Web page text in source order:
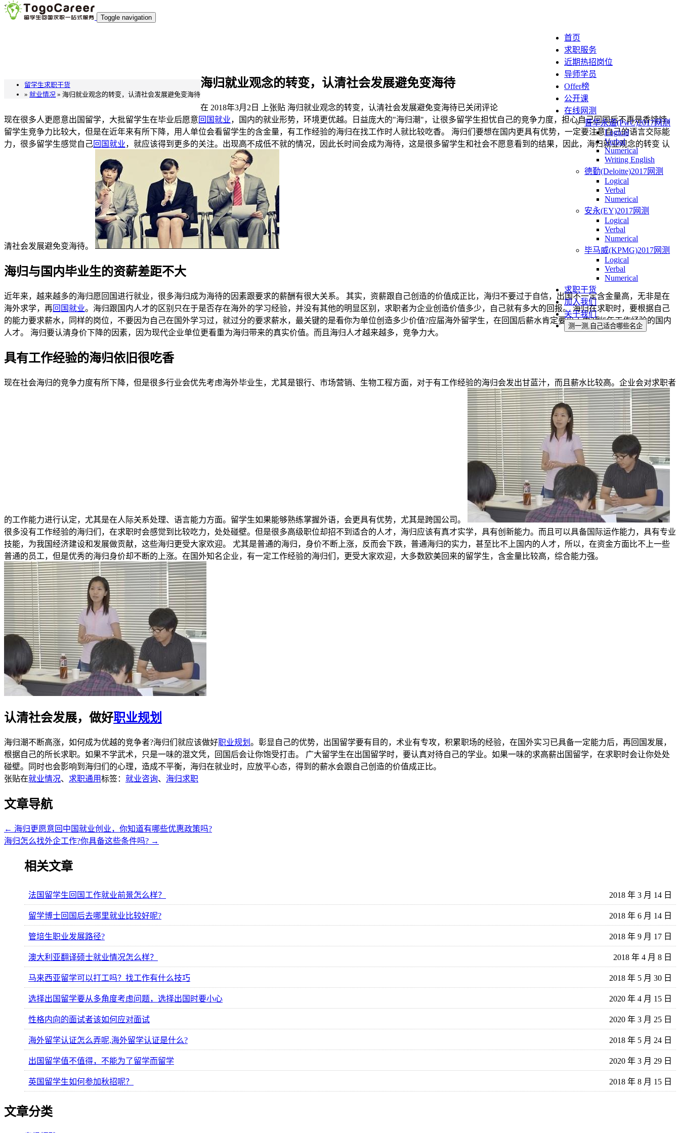
`
Toggle navigation
首页
求职服务
近期热招岗位
导师学员
Offer榜
公开课
在线网测
普华永道(PwC)2017网测
Logical
Verbal
Numerical
Writing English
德勤(Deloitte)2017网测
Logical
Verbal
Numerical
安永(EY)2017网测
Logical
Verbal
Numerical
毕马威(KPMG)2017网测
Logical
Verbal
Numerical
求职干货
加入我们
关于我们
测一测,自己适合哪些名企
留学生求职干货
» 就业情况 » 海归就业观念的转变，认清社会发展避免变海待
海归就业观念的转变，认清社会发展避免变海待
在 2018年3月2日 上张贴 海归就业观念的转变，认清社会发展避免变海待已关闭评论
现在很多人更愿意出国留学，大批留学生在毕业后愿意回国就业，国内的就业形势，环境更优越。日益庞大的"海归潮"，让很多留学生担忧自己的竞争力度，担心自己回国后不再是香饽饽。
留学生竞争力比较大，但是在近年来有所下降，用人单位会看留学生的含金量，有工作经验的海归在找工作时人就比较吃香。 海归们要想在国内更具有优势，一定要注意自己的语言交际能
力，很多留学生感觉自己回国就业，就应该得到更多的关注。出现高不成低不就的情况，因此长时间会成为海待，这是很多留学生和社会不愿意看到的结果，因此，海归就业观念的转变 认
清社会发展避免变海待。
海归与国内毕业生的资薪差距不大
近年来，越来越多的海归愿回国进行就业，很多海归成为海待的因素跟要求的薪酬有很大关系。 其实，资薪跟自己创造的价值成正比，海归不要过于自信，出国不一定含金量高，无非是在
海外求学，再回国就业。海归跟国内人才的区别只在于是否存在海外的学习经验，并没有其他的明显区别，求职者为企业创造价值多少，自己就有多大的回报。 海归在求职时，要根据自己
的能力要求薪水，同样的岗位，不要因为自己在国外学习过，就过分的要求薪水，最关键的是看你为单位创造多少价值?应届海外留学生，在回国后薪水肯定要少于由3到5年工作经验的国内
人才。 海归要认清身价下降的因素，因为现代企业单位更看重为海归带来的真实价值。而且海归人才越来越多，竞争力大。
具有工作经验的海归依旧很吃香
现在社会海归的竞争力度有所下降，但是很多行业会优先考虑海外毕业生，尤其是银行、市场营销、生物工程方面，对于有工作经验的海归会发出甘蓝汁，而且薪水比较高。企业会对求职者
的工作能力进行认定，尤其是在人际关系处理、语言能力方面。留学生如果能够熟练掌握外语，会更具有优势，尤其是跨国公司。
很多没有工作经验的海归们，在求职时会感觉到比较吃力，处处碰壁。但是很多高级职位却招不到适合的人才，海归应该有真才实学，具有创新能力。而且可以具备国际运作能力，具有专业
技能，为我国经济建设和发展做贡献，这些海归更受大家欢迎。 尤其是普通的海归，身价不断上涨，反而会下跌，普通海归的实力，甚至比不上国内的人才，所以，在资金方面比不上一些
普通的员工，但是优秀的海归身价却不断的上涨。在国外知名企业，有一定工作经验的海归们，更受大家欢迎，大多数欧美回来的留学生，含金量比较高，综合能力强。
认清社会发展，做好职业规划
海归潮不断高涨，如何成为优越的竞争者?海归们就应该做好职业规划 。彰显自己的优势，出国留学要有目的，术业有专攻，积累职场的经验，在国外实习已具备一定能力后，再回国发展，
根据自己的所长求职。如果不学武术，只是一味的混文凭，回国后会让你饱受打击。 广大留学生在出国留学时，要认真对待自己的学业。如果一味的求高薪出国留学，在求职时会让你处处
碰壁。同时也会影响到海归们的心理，造成不平衡，海归在就业时，应放平心态，得到的薪水会跟自己创造的价值成正比。
张贴在就业情况、 求职通用标签： 就业咨询、 海归求职
文章导航
← 海归更愿意回中国就业创业，你知道有哪些优惠政策吗?
海归怎么找外企工作?你具备这些条件吗? →
相关文章
法国留学生回国工作就业前景怎么样？ 2018 年 3 月 14 日
留学博士回国后去哪里就业比较好呢? 2018 年 6 月 14 日
管培生职业发展路径? 2018 年 9 月 17 日
澳大利亚翻译硕士就业情况怎么样？ 2018 年 4 月 8 日
马来西亚留学可以打工吗？找工作有什么技巧 2018 年 5 月 30 日
选择出国留学要从多角度考虑问题，选择出国时要小心 2020 年 4 月 15 日
性格内向的面试者该如何应对面试 2020 年 3 月 25 日
海外留学认证怎么弄呢,海外留学认证是什么? 2018 年 5 月 24 日
出国留学值不值得，不能为了留学而留学 2020 年 3 月 29 日
英国留学生如何参加秋招呢？ 2018 年 8 月 15 日
文章分类